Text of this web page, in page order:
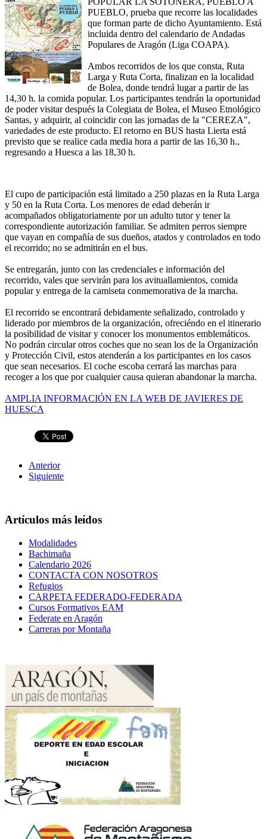
PUEBLO, prueba que recorre las localidades
que forman parte de dicho Ayuntamiento. Está
incluida dentro del calendario de Andadas
Populares de Aragón (Liga COAPA).
Ambos recorridos de los que consta, Ruta
Larga y Ruta Corta, finalizan en la localidad
de Bolea, donde tendrá lugar a partir de las
14,30 h. la comida popular. Los participantes tendrán la oportunidad
de poder visitar después la Colegiata de Bolea, el Museo Etnológico
Santas, y adquirir, al coincidir con las jornadas de la "CEREZA",
variedades de este producto. El retorno en BUS hasta Lierta está
previsto que se realice cada media hora a partir de las 16,30 h.,
regresando a Huesca a las 18,30 h.
El cupo de participación está limitado a 250 plazas en la Ruta Larga
y 50 en la Ruta Corta. Los menores de edad deberán ir
acompañados obligatoriamente por un adulto tutor y tener la
correspondiente autorización familiar. Se admiten perros siempre
que vayan en compañía de sus dueños, atados y controlados en todo
el recorrido; no se admitirán en el bus.
Se entregarán, junto con las credenciales e información del
recorrido, vales que servirán para los avituallamientos, comida
popular y entrega de la camiseta conmemorativa de la marcha.
El recorrido se encontrará debidamente señalizado, controlado y
liderado por miembros de la organización, ofreciéndo en el itinerario
la posibilidad de visitar y conocer los monumentos emblemáticos.
No podrán circular otros coches que no sean los de la Organización
y Protección Civil, estos atenderán a los participantes en los casos
que sean necesarios. El coche escoba cerrará las marchas para
recoger a los que por cualquier causa quieran abandonar la marcha.
AMPLIA INFORMACIÓN EN LA WEB DE JAVIERES DE
HUESCA
Anterior
Siguiente
Artículos más leídos
Modalidades
Bachimaña
Calendario 2026
CONTACTA CON NOSOTROS
Refugios
CARPETA FEDERADO-FEDERADA
Cursos Formativos EAM
Federate en Aragón
Carreras por Montaña